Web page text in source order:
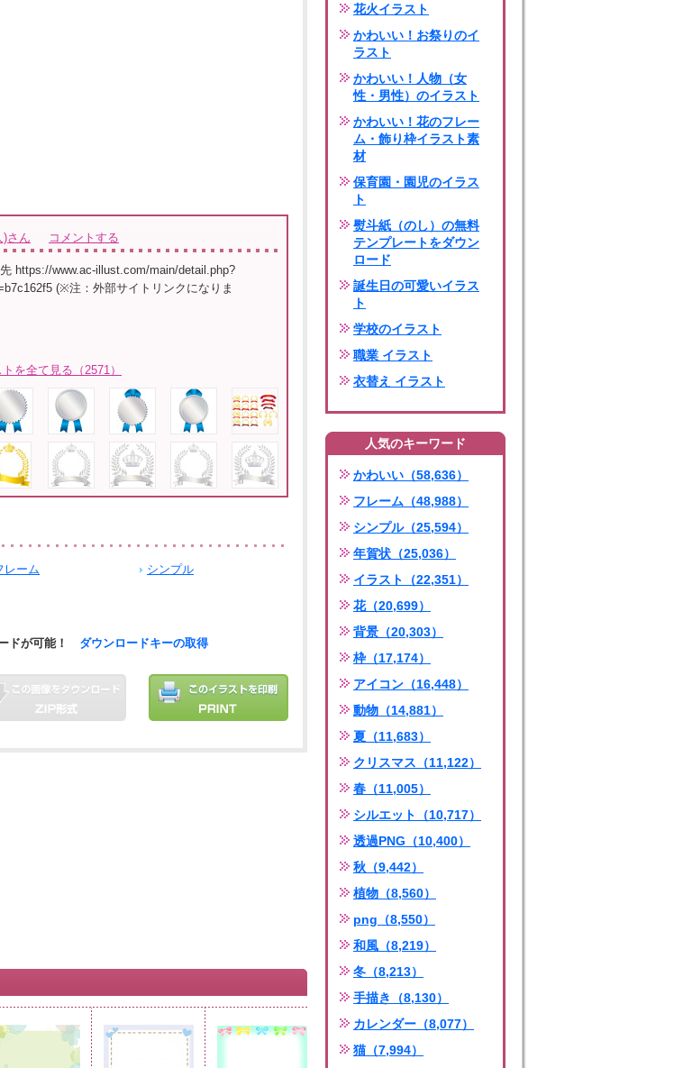
)さん コメントする
https://www.ac-illust.com/main/detail.php?
(※注：外部サイトリンクになりま
を全て見る（2571）
レーム
シンプル
ドが可能！ ダウンロードキーの取得
花火イラスト
かわいい！お祭りのイ
ラスト
かわいい！人物（女
性・男性）のイラスト
かわいい！花のフレー
ム・飾り枠イラスト素
材
保育園・園児のイラス
ト
熨斗紙（のし）の無料
テンプレートをダウン
ロード
誕生日の可愛いイラス
ト
学校のイラスト
職業 イラスト
衣替え イラスト
人気のキーワード
かわいい（58,636）
フレーム（48,988）
シンプル（25,594）
年賀状（25,036）
イラスト（22,351）
花（20,699）
背景（20,303）
枠（17,174）
アイコン（16,448）
動物（14,881）
夏（11,683）
クリスマス（11,122）
春（11,005）
シルエット（10,717）
透過PNG（10,400）
秋（9,442）
植物（8,560）
png（8,550）
和風（8,219）
冬（8,213）
手描き（8,130）
カレンダー（8,077）
猫（7,994）